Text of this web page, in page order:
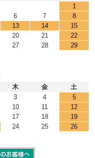
1
6 7
8
13 14
15
20 21
22
27 28
29
木 金
土
3 4
5
10 11
12
17 18
19
24 25
26